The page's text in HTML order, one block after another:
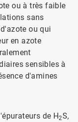
ou à très faible
sans
ou qui
en azote
sensibles à
d'amines
de H2S,